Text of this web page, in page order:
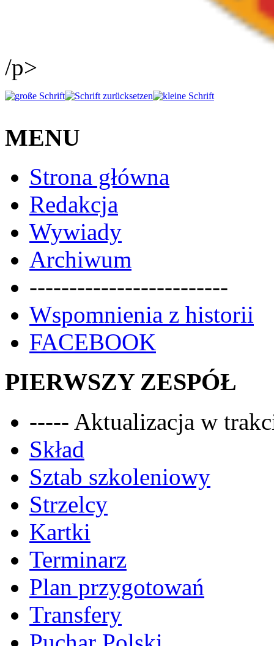
/p>
MENU
Strona główna
Redakcja
Wywiady
Archiwum
-------------------------
Wspomnienia z historii
FACEBOOK
PIERWSZY ZESPÓŁ
----- Aktualizacja w
Skład
Sztab szkoleniowy
Strzelcy
Kartki
Terminarz
Plan przygotowań
Transfery